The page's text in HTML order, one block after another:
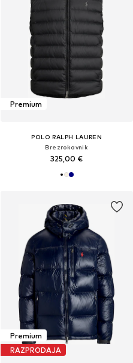
Premium
POLO RALPH LAUREN
Brezrokavnik
325,00 €
Premium
RAZPRODAJA